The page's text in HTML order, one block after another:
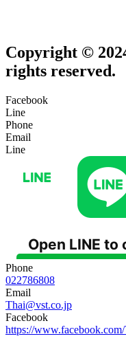
Copyright ©
rights reserved.
Facebook
Line
Phone
Email
Line
Phone
022786808
Email
Thai@vst.co.jp
Facebook
https://